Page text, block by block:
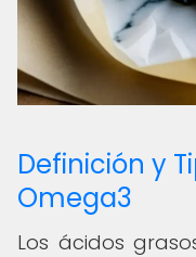
Definición y
Omega3
Los ácidos